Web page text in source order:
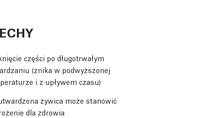
części po długotrwałym
(znika w podwyższonej
i z upływem czasu)
żywica może stanowić
dla zdrowia